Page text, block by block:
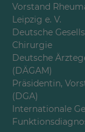
Vorstand
Leipzig e. V.
Deutsche
Chirurgie
Deutsche
(DÄGAM)
Präsidentin,
(DGA)
Internationale